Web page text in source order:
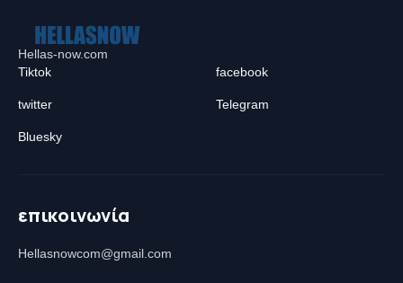
Hellas-now.com
Tiktok
facebook
twitter Telegram
Bluesky
επικοινωνία
Hellasnowcom@gmail.com